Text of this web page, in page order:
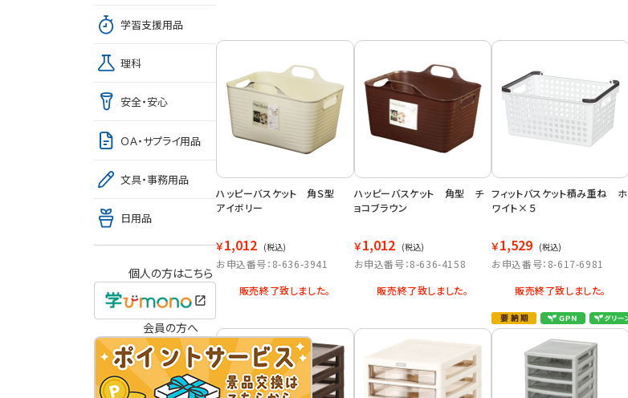
ハッピーバスケット 角Ｓ型
アイボリー
￥1,012 (税込)
お申込番号：8-636-3941
販売終了致しました。
ハッピーバスケット 角型 チ
ョコブラウン
￥1,012 (税込)
お申込番号：8-636-4158
販売終了致しました。
フィットバスケット積み重ね ホ
ワイト×５
￥1,529 (税込)
お申込番号：8-617-6981
販売終了致しました。
学習支援用品
理科
安全・安心
ＯＡ・サプライ用品
文具・事務用品
日用品
個人の方はこちら
会員の方へ